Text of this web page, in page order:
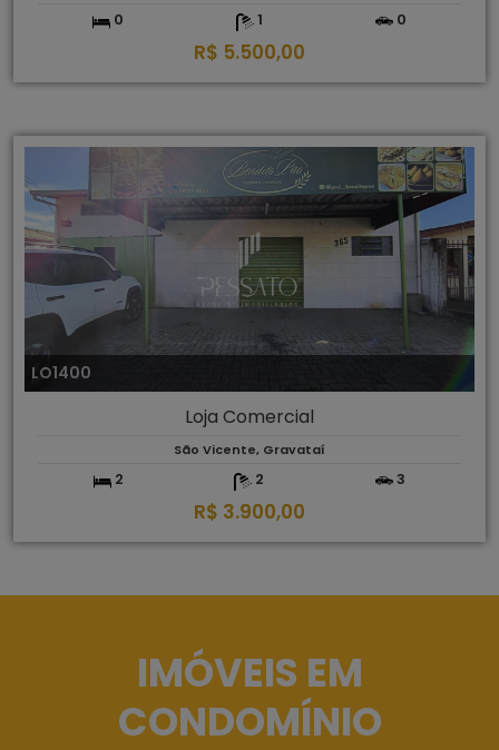
0 1 0
R$ 5.500,00
LO1400
Loja Comercial
São Vicente, Gravataí
2 2 3
R$ 3.900,00
IMÓVEIS EM
CONDOMÍNIO